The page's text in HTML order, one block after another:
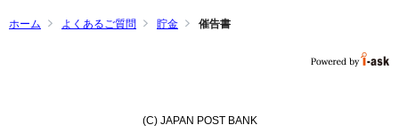
ホーム よくあるご質問 貯金 催告書
(C) JAPAN POST BANK